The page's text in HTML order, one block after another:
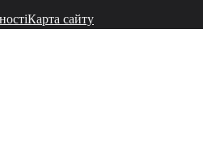
Карта сайту